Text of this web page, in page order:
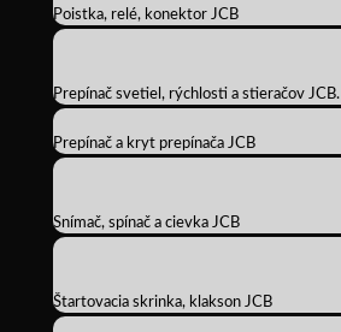
Poistka, relé, konektor JCB
Prepínač svetiel, rýchlosti a stieračov JCB.
Prepínač a kryt prepínača JCB
Snímač, spínač a cievka JCB
Štartovacia skrinka, klakson JCB